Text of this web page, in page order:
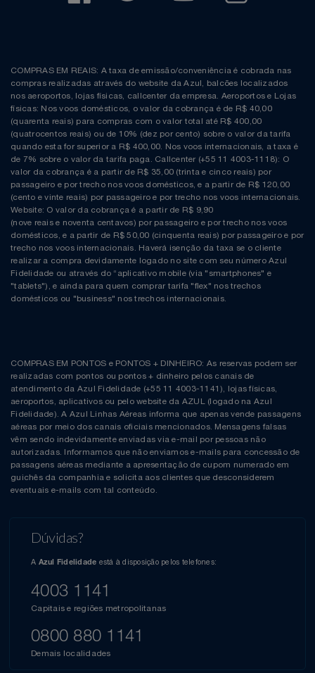
COMPRAS EM REAIS: A taxa de emissão/conveniência é cobrada nas
compras realizadas através do website da Azul, balcões localizados
nos aeroportos, lojas físicas, callcenter da empresa. Aeroportos e Lojas
físicas: Nos voos domésticos, o valor da cobrança é de R$ 40,00
(quarenta reais) para compras com o valor total até R$ 400,00
(quatrocentos reais) ou de 10% (dez por cento) sobre o valor da tarifa
quando esta for superior a R$ 400,00. Nos voos internacionais, a taxa é
de 7% sobre o valor da tarifa paga. Callcenter (+55 11 4003-1118): O
valor da cobrança é a partir de R$ 35,00 (trinta e cinco reais) por
passageiro e por trecho nos voos domésticos, e a partir de R$ 120,00
(cento e vinte reais) por passageiro e por trecho nos voos internacionais.
Website: O valor da cobrança é a partir de R$ 9,90
(nove reais e noventa centavos) por passageiro e por trecho nos voos
domésticos, e a partir de R$ 50,00 (cinquenta reais) por passageiro e por
trecho nos voos internacionais. Haverá isenção da taxa se o cliente
realizar a compra devidamente logado no site com seu número Azul
Fidelidade ou através do “aplicativo mobile (via "smartphones" e
"tablets"), e ainda para quem comprar tarifa "flex" nos trechos
domésticos ou "business" nos trechos internacionais.
COMPRAS EM PONTOS e PONTOS + DINHEIRO: As reservas podem ser
realizadas com pontos ou pontos + dinheiro pelos canais de
atendimento da Azul Fidelidade (+55 11 4003-1141), lojas físicas,
aeroportos, aplicativos ou pelo website da AZUL (logado na Azul
Fidelidade). A Azul Linhas Aéreas informa que apenas vende passagens
aéreas por meio dos canais oficiais mencionados. Mensagens falsas
vêm sendo indevidamente enviadas via e-mail por pessoas não
autorizadas. Informamos que não enviamos e-mails para concessão de
passagens aéreas mediante a apresentação de cupom numerado em
guichês da companhia e solicita aos clientes que desconsiderem
eventuais e-mails com tal conteúdo.
Dúvidas?
A Azul Fidelidade está à disposição pelos telefones:
4003 1141
Capitais e regiões metropolitanas
0800 880 1141
Demais localidades